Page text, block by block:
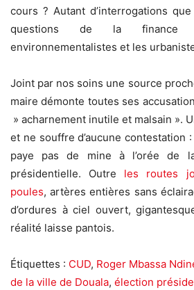
cours ? Autant d’interrogations
questions de la
environnementalistes et les
Joint par nos soins une source
maire démonte toutes ses
» acharnement inutile et malsain ».
et ne souffre d’aucune contestation
paye pas de mine à l’orée de
présidentielle. Outre les routes
poules, artères entières sans
d’ordures à ciel ouvert,
réalité laisse pantois.
Étiquettes : CUD, Roger Mbassa
de la ville de Douala, élection